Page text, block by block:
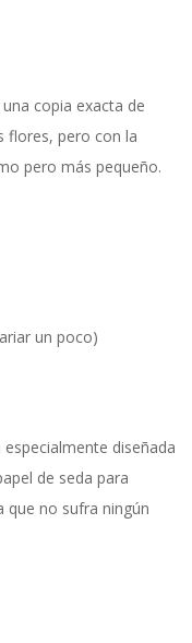
copia exacta de
flores, pero con la
pero más pequeño.
un poco)
diseñada
de seda para
que no sufra ningún